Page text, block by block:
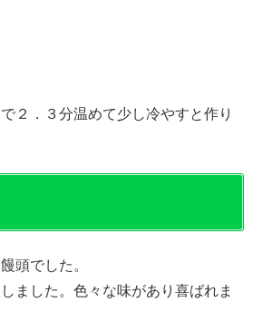
２．３分温めて少し冷やすと作り
頭でした。
ました。色々な味があり喜ばれま